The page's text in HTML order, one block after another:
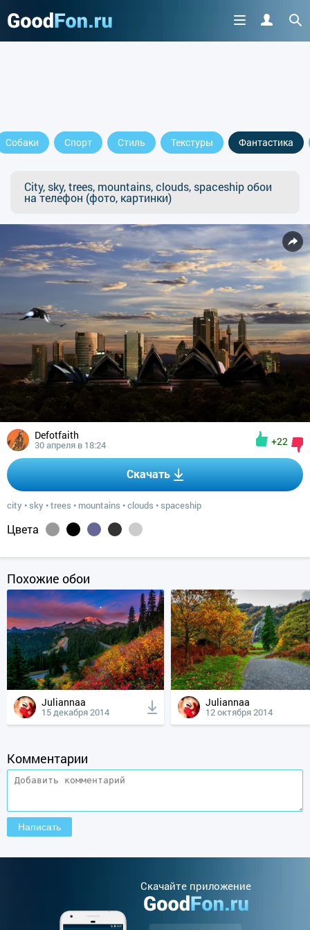
Собаки Спорт Стиль Текстуры Фантастика
City, sky, trees, mountains, clouds, spaceship обои
на телефон (фото, картинки)
Defotfaith
30 апреля в 18:24 +22
Скачать
city • sky •trees • mountains •clouds • spaceship
Цвета
Похожие обои
Juliannaa
15 декабря 2014
Juliannaa
12 октября 2014
Комментарии
Cкачайте приложение